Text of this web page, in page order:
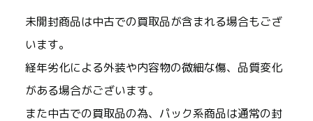
未開封商品は中古での買取品が含まれる場合もござ
います。
経年劣化による外装や内容物の微細な傷、品質変化
がある場合がございます。
また中古での買取品の為、パック系商品は通常の封